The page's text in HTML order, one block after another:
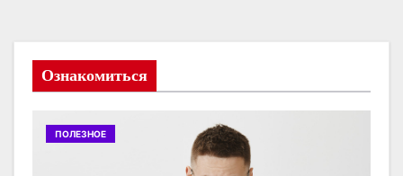
Ознакомиться
ПОЛЕЗНОЕ